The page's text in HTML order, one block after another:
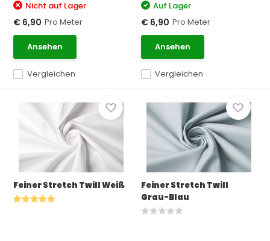
Vergleichen
Nicht auf Lager
€ 6,90 Pro Meter
Ansehen
Vergleichen
Auf Lager
€ 6,90 Pro Meter
Ansehen
Feiner Stretch Twill Weiß
Feiner Stretch Twill
Grau-Blau